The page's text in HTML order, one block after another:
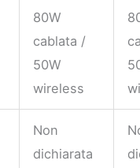
80W
cablata /
50W
wireless
Non
dichiarata